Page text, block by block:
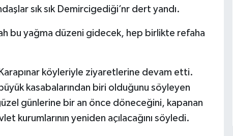
sık sık Demircigediği’nr dert yandı.
bu yağma düzeni gidecek, hep birlikte refaha
köyleriyle ziyaretlerine devam etti.
kasabalarından biri olduğunu söyleyen
günlerine bir an önce döneceğini, kapanan
kurumlarının yeniden açılacağını söyledi.